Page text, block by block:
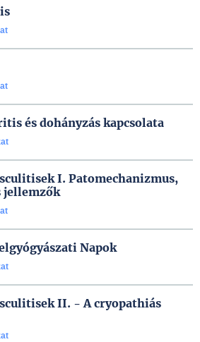
és dohányzás kapcsolata
I. Patomechanizmus,
jellemzők
Napok
II. - A cryopathiás